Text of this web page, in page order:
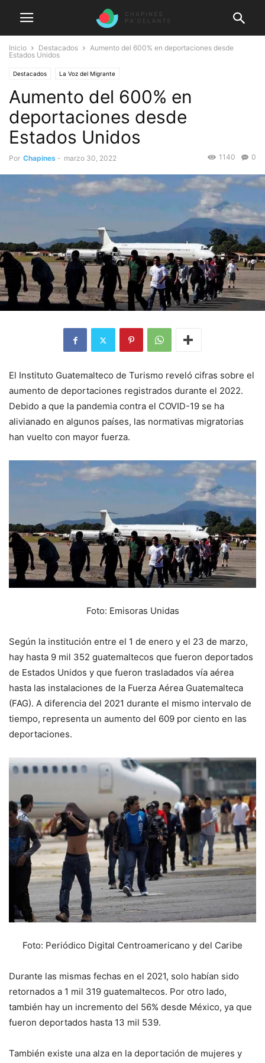
Inicio Destacados
Aumento del 600% en deportaciones desde
Estados Unidos
Destacados La Voz del Migrante
Aumento del 600% en
deportaciones desde
Estados Unidos
Por Chapines - marzo 30, 2022 0
1140
El Instituto Guatemalteco de Turismo reveló cifras sobre el
aumento de deportaciones registrados durante el 2022.
Debido a que la pandemia contra el COVID-19 se ha
alivianado en algunos países, las normativas migratorias
han vuelto con mayor fuerza.
Foto: Emisoras Unidas
Según la institución entre el 1 de enero y el 23 de marzo,
hay hasta 9 mil 352 guatemaltecos que fueron deportados
de Estados Unidos y que fueron trasladados vía aérea
hasta las instalaciones de la Fuerza Aérea Guatemalteca
(FAG). A diferencia del 2021 durante el mismo intervalo de
tiempo, representa un aumento del 609 por ciento en las
deportaciones.
Foto: Periódico Digital Centroamericano y del Caribe
Durante las mismas fechas en el 2021, solo habían sido
retornados a 1 mil 319 guatemaltecos. Por otro lado,
también hay un incremento del 56% desde México, ya que
fueron deportados hasta 13 mil 539.
También existe una alza en la deportación de mujeres y